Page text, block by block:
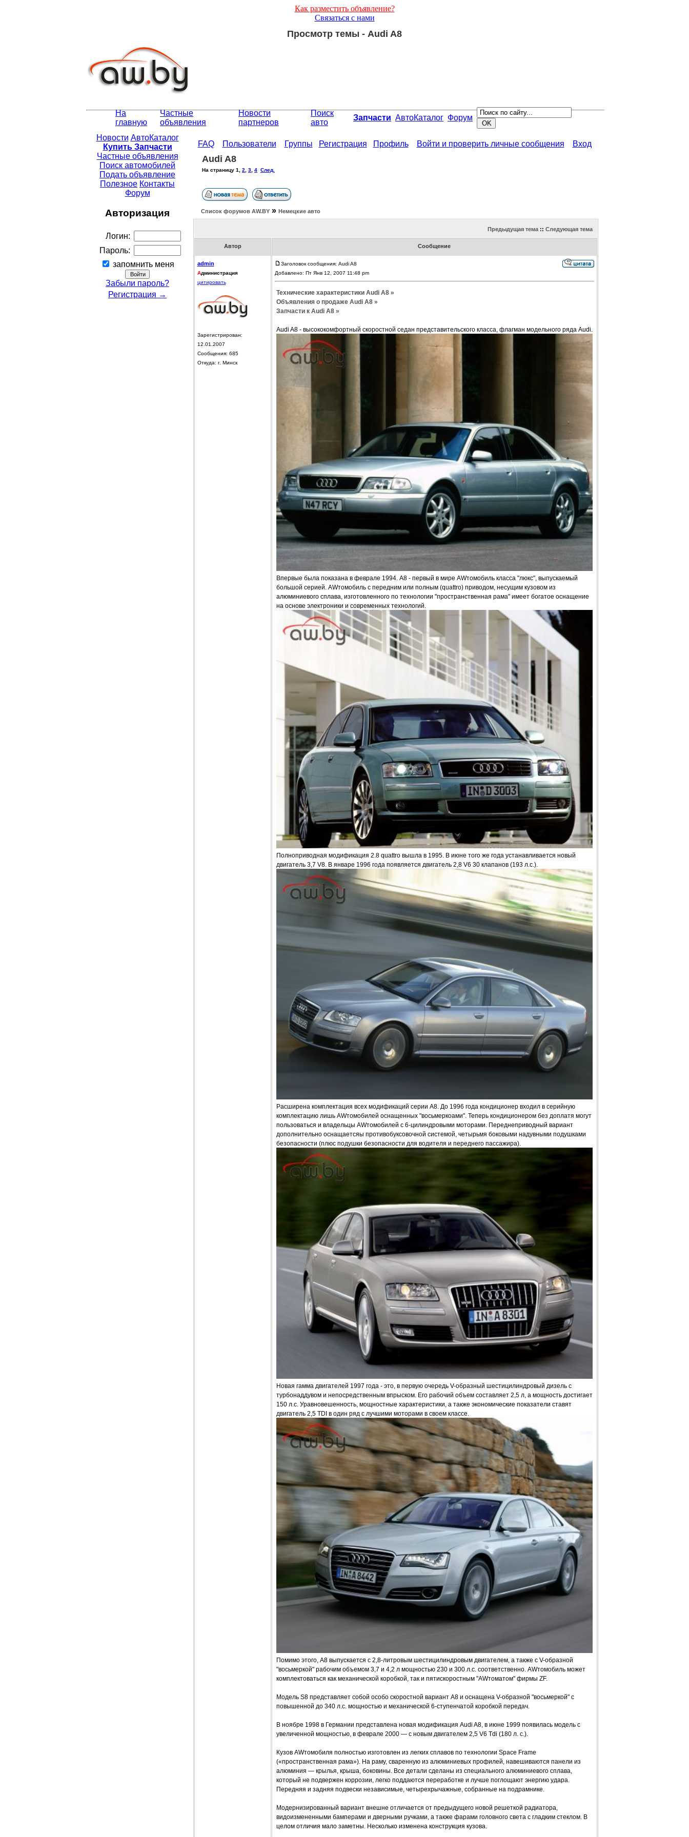
Как разместить объявление?
Связаться с нами
Просмотр темы - Audi A8
На
главную
Частные
объявления
Новости
партнеров
Поиск
авто
Запчасти АвтоКаталог Форум
Новости АвтоКаталог
Купить Запчасти
Частные объявления
Поиск автомобилей
Подать объявление
Полезное Контакты
Форум
Авторизация
Логин:
Пароль:
запомнить меня
Забыли пароль?
Регистрация →
FAQ Пользователи Группы Регистрация Профиль Войти и проверить личные сообщения Вход
Audi A8
На страницу 1 2 3 4 След.
Список форумов АW.BY» Немецкие авто
Предыдущая тема:: Следующая тема
Автор Сообщение
admin
Администрация
цитировать
Зарегистрирован:
12.01.2007
Сообщения: 685
Откуда: г. Минск
Заголовок сообщения: Audi A8
Добавлено: Пт Янв 12, 2007 11:48 pm
Технические характеристики Audi A8 »
Объявления о продаже Audi A8 »
Запчасти к Audi A8 »
Audi A8 - высококомфортный скоростной седан представительского класса, флагман модельного ряда Audi.
Впервые была показана в феврале 1994. А8 - первый в мире AWтомобиль класса "люкс", выпускаемый
большой серией. AWтомобиль с передним или полным (quattro) приводом, несущим кузовом из
алюминиевого сплава, изготовленного по технологии "пространственная рама" имеет богатое оснащение
на основе электроники и современных технологий.
Полноприводная модификация 2.8 quattro вышла в 1995. В июне того же года устанавливается новый
двигатель 3,7 V8. В январе 1996 года появляется двигатель 2,8 V6 30 клапанов (193 л.с.).
Расширена комплектация всех модификаций серии А8. До 1996 года кондиционер входил в серийную
комплектацию лишь AWтомобилей оснащенных "восьмеркоами". Теперь кондиционером без доплатя могут
пользоваться и владельцы AWтомобилей с 6-цилиндровыми моторами. Переднеприводный вариант
дополнительно оснащаетсяы противобуксовочной системой, четырьмя боковыми надувными подушками
безопасности (плюс подушки безопасности для водителя и переднего пассажира).
Новая гамма двигателей 1997 года - это, в первую очередь V-образный шестицилиндровый дизель с
турбонаддувом и непосредственным впрыском. Его рабочий объем составляет 2,5 л, а мощность достигает
150 л.с. Уравновешенность, мощностные характеристики, а также экономические показатели ставят
двигатель 2,5 TDI в один ряд с лучшими моторами в своем классе.
Помимо этого, А8 выпускается с 2,8-литровым шестицилиндровым двигателем, а также с V-образной
"восьмеркой" рабочим объемом 3,7 и 4,2 л мощностью 230 и 300 л.с. соответственно. AWтомобиль может
комплектоваться как механической коробкой, так и пятискоростным "AWтоматом" фирмы ZF.
Модель S8 представляет собой особо скоростной вариант A8 и оснащена V-образной "восьмеркой" с
повышенной до 340 л.с. мощностью и механической 6-ступенчатой коробкой передач.
В ноябре 1998 в Германии представлена новая модификация Audi A8, в июне 1999 появилась модель с
увеличенной мощностью, в феврале 2000 — с новым двигателем 2,5 V6 Tdi (180 л. с.).
Кузов AWтомобиля полностью изготовлен из легких сплавов по технологии Space Frame
(«пространственная рама»). На раму, сваренную из алюминиевых профилей, навешиваются панели из
алюминия — крылья, крыша, боковины. Все детали сделаны из специального алюминиевого сплава,
который не подвержен коррозии, легко поддаются переработке и лучше поглощают энергию удара.
Передняя и задняя подвески независимые, четырехрычажные, собранные на подрамнике.
Модернизированный вариант внешне отличается от предыдущего новой решеткой радиатора,
видоизмененными бамперами и дверными ручками, а также фарами головного света с гладким стеклом. В
целом отличия мало заметны. Несколько изменена конструкция кузова.